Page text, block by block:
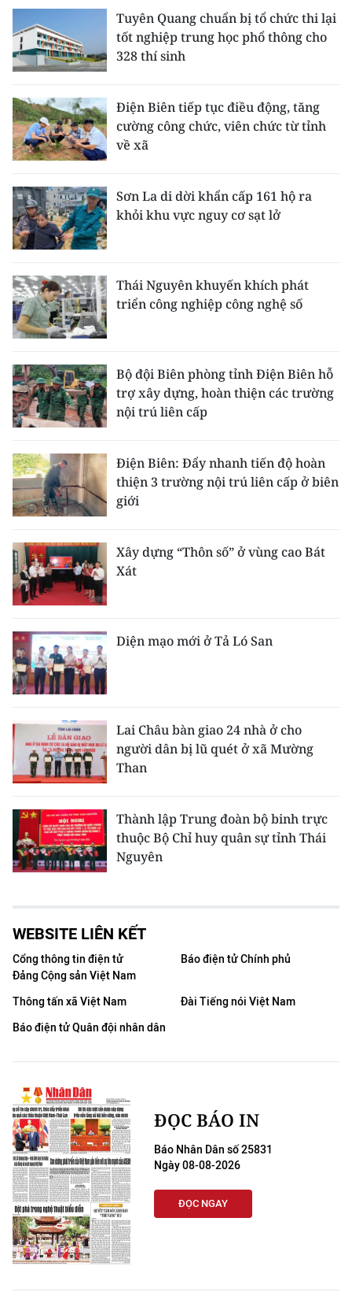
Tuyên Quang chuẩn bị tổ chức thi lại
tốt nghiệp trung học phổ thông cho
328 thí sinh
Điện Biên tiếp tục điều động, tăng
cường công chức, viên chức từ tỉnh
về xã
Sơn La di dời khẩn cấp 161 hộ ra
khỏi khu vực nguy cơ sạt lở
Thái Nguyên khuyến khích phát
triển công nghiệp công nghệ số
Bộ đội Biên phòng tỉnh Điện Biên hỗ
trợ xây dựng, hoàn thiện các trường
nội trú liên cấp
Điện Biên: Đẩy nhanh tiến độ hoàn
thiện 3 trường nội trú liên cấp ở biên
giới
Xây dựng “Thôn số” ở vùng cao Bát
Xát
Diện mạo mới ở Tả Ló San
Lai Châu bàn giao 24 nhà ở cho
người dân bị lũ quét ở xã Mường
Than
Thành lập Trung đoàn bộ binh trực
thuộc Bộ Chỉ huy quân sự tỉnh Thái
Nguyên
WEBSITE LIÊN KẾT
Cổng thông tin điện tử
Đảng Cộng sản Việt Nam
Báo điện tử Chính phủ
Thông tấn xã Việt Nam
Đài Tiếng nói Việt Nam
Báo điện tử Quân đội nhân dân
ĐỌC BÁO IN
Báo Nhân Dân số 25831
Ngày 08-08-2026
ĐỌC NGAY